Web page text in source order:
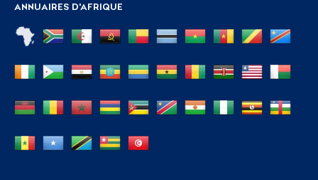
ANNUAIRES D'AFRIQUE